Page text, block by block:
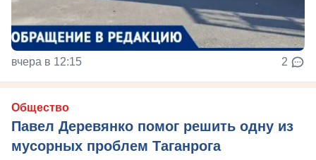
вчера в 12:15 2
Общество
Павел Деревянко помог решить одну из
мусорных проблем Таганрога